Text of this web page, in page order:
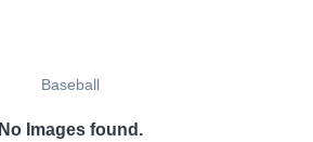
Baseball
No Images found.